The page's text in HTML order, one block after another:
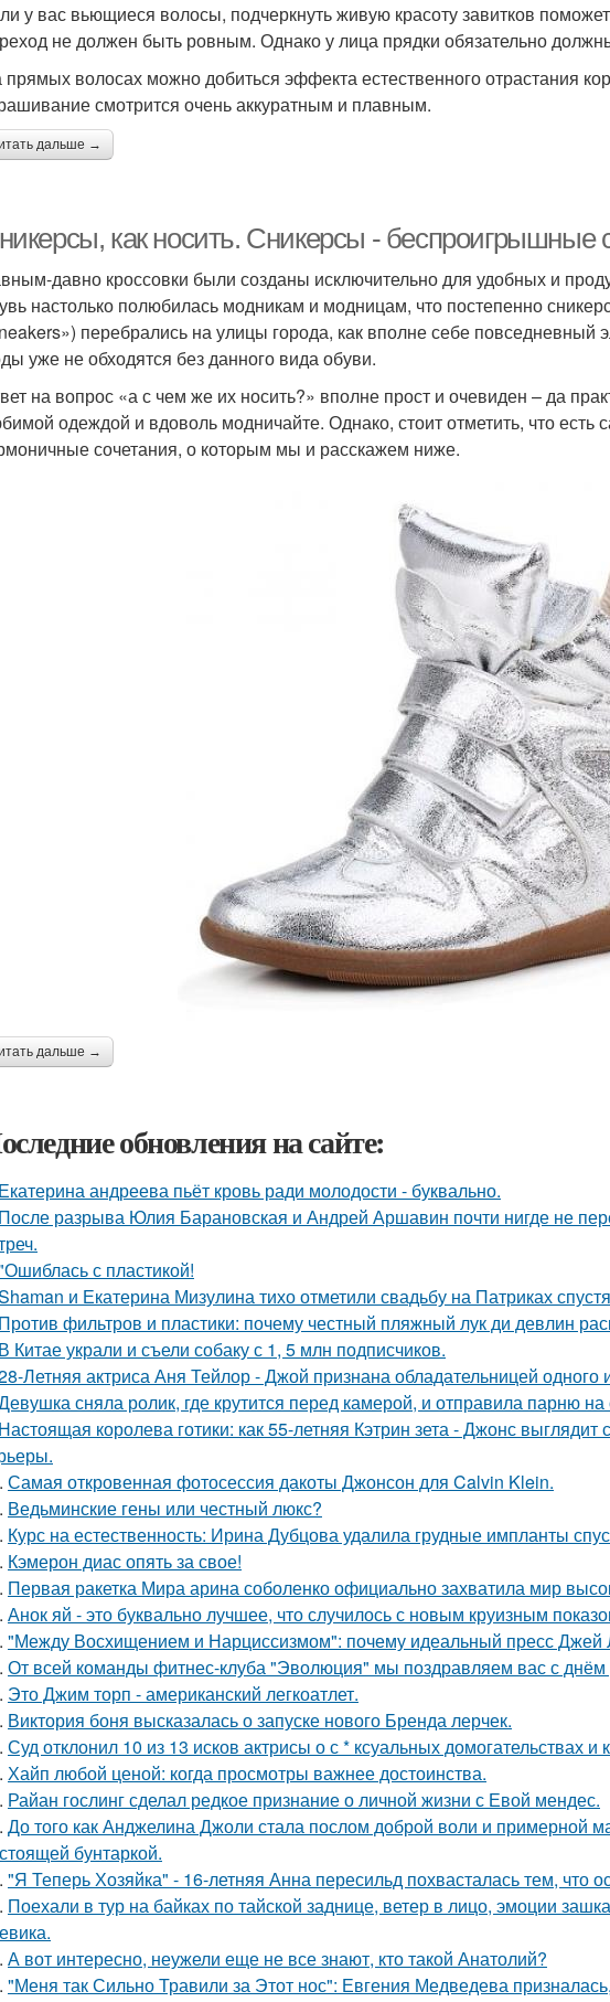
у вас вьющиеся волосы, подчеркнуть живую красоту завитков
не должен быть ровным. Однако у лица прядки обязательно
волосах можно добиться эффекта естественного отрастания
смотрится очень аккуратным и плавным.
дальше →
как носить. Сникерсы - беспроигрышные
давно кроссовки были созданы исключительно для удобных и
настолько полюбилась модникам и модницам, что постепенно
перебрались на улицы города, как вполне себе повседневный
уже не обходятся без данного вида обуви.
на вопрос «а с чем же их носить?» вполне прост и очевиден – да
одеждой и вдоволь модничайте. Однако, стоит отметить, что
сочетания, о которым мы и расскажем ниже.
дальше →
обновления на сайте:
Екатерина андреева пьёт кровь ради молодости - буквально.
После разрыва Юлия Барановская и Андрей Аршавин почти нигде не
с пластикой!
и Екатерина Мизулина тихо отметили свадьбу на Патриках
Против фильтров и пластики: почему честный пляжный лук ди девлин
В Китае украли и съели собаку с 1, 5 млн подписчиков.
Летняя актриса Аня Тейлор - Джой признана обладательницей
сняла ролик, где крутится перед камерой, и отправила парню на
Настоящая королева готики: как 55-летняя Кэтрин зета - Джонс
Самая откровенная фотосессия дакоты Джонсон для Calvin Klein.
Ведьминские гены или честный люкс?
Курс на естественность: Ирина Дубцова удалила грудные импланты
Кэмерон диас опять за свое!
Первая ракетка Мира арина соболенко официально захватила мир
Анок яй - это буквально лучшее, что случилось с новым круизным
"Между Восхищением и Нарциссизмом": почему идеальный пресс Джей
От всей команды фитнес-клуба "Эволюция" мы поздравляем вас с
Это Джим торп - американский легкоатлет.
Виктория боня высказалась о запуске нового Бренда лерчек.
Суд отклонил 10 из 13 исков актрисы о с * ксуальных домогательствах и
Хайп любой ценой: когда просмотры важнее достоинства.
Райан гослинг сделал редкое признание о личной жизни с Евой мендес.
До того как Анджелина Джоли стала послом доброй воли и примерной
бунтаркой.
"Я Теперь Хозяйка" - 16-летняя Анна пересильд похвасталась тем, что
Поехали в тур на байках по тайской заднице, ветер в лицо, эмоции
А вот интересно, неужели еще не все знают, кто такой Анатолий?
"Меня так Сильно Травили за Этот нос": Евгения Медведева